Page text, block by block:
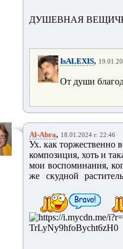
ДУШЕВНАЯ
IsALEXIS,
От души
Al-Abra, 18.01.2024 г. 22:46
Ух. как торжественно
композиция, хоть и
мои воспоминания,
же скудной